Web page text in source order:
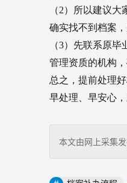
（2）所以建议
确实找不到档案
（3）先联系原
管理资质的机构
总之，提前处理
早处理、早安心
本文由网上采集